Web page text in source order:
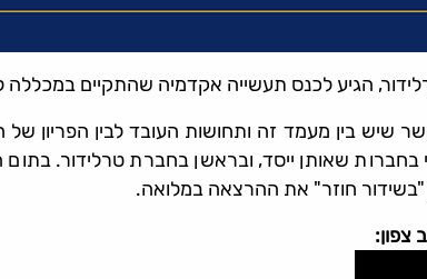
הגיע לכנס תעשייה אקדמיה שהתקיים
בחברות שאותן ייסד, ובראשן בחברת טרלידור.
"בשידור חוזר" את ההרצאה במלואה.
צפון: